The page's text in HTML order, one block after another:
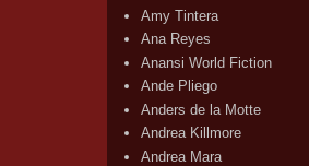
Amy Tintera
Ana Reyes
Anansi World Fiction
Ande Pliego
Anders de la Motte
Andrea Killmore
Andrea Mara